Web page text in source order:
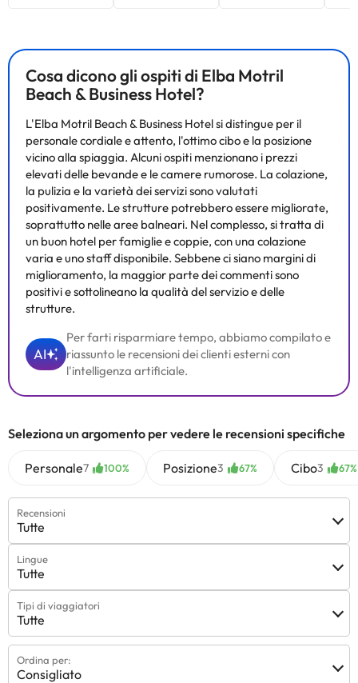
Cosa dicono gli ospiti di Elba Motril
Beach & Business Hotel?
L'Elba Motril Beach & Business Hotel si distingue per il
personale cordiale e attento, l'ottimo cibo e la posizione
vicino alla spiaggia. Alcuni ospiti menzionano i prezzi
elevati delle bevande e le camere rumorose. La colazione,
la pulizia e la varietà dei servizi sono valutati
positivamente. Le strutture potrebbero essere migliorate,
soprattutto nelle aree balneari. Nel complesso, si tratta di
un buon hotel per famiglie e coppie, con una colazione
varia e uno staff disponibile. Sebbene ci siano margini di
miglioramento, la maggior parte dei commenti sono
positivi e sottolineano la qualità del servizio e delle
strutture.
AI
Per farti risparmiare tempo, abbiamo compilato e
riassunto le recensioni dei clienti esterni con
l'intelligenza artificiale.
Seleziona un argomento per vedere le recensioni specifiche
Personale7 100% Posizione3 67% Cibo3 67%
Recensioni
Tutte
Lingue
Tutte
Tipi di viaggiatori
Tutte
Ordina per:
Consigliato